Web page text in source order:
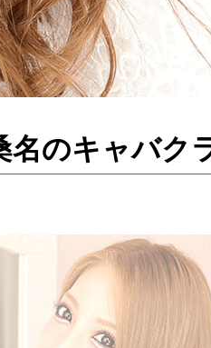
名のキャバク